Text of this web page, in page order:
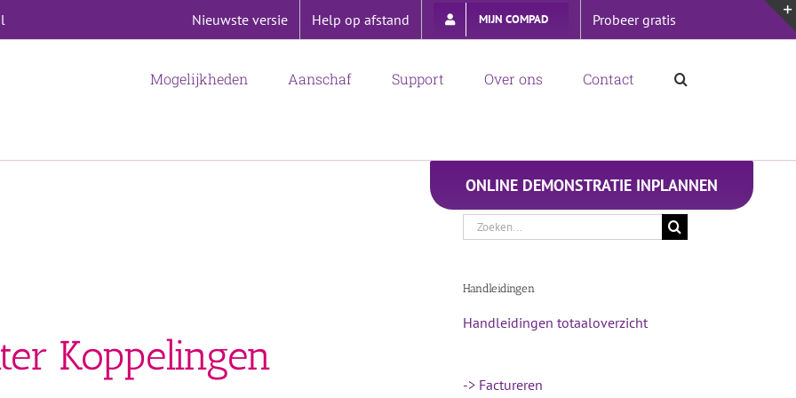
Nieuwste versie Help op afstand MIJN COMPAD Probeer gratis
Mogelijkheden Aanschaf Support Over ons Contact
ONLINE DEMONSTRATIE INPLANNEN
Koppelingen
Zoeken
Handleidingen
Handleidingen totaaloverzicht
-> Factureren